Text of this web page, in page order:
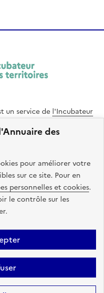
des
pour améliorer votre
sur ce site. Pour en
personnelles et cookies.
le contrôle sur les
un service de l'Incubateur
source de ce site web
de ce site est conçu
Mentions légales
des cookies FAQ
Kit de
de ce site sont sous